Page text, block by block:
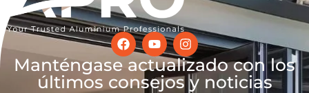
Manténgase actualizado con los
últimos consejos y noticias